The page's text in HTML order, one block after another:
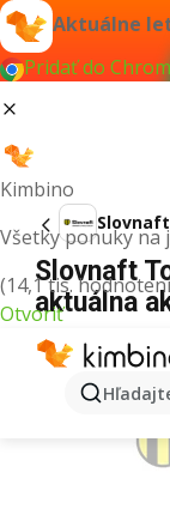
Aktuálne
Pridať do
Kimbino
Všetky ponuky na
(14,1 tis.
Otvoriť
Slovnaft
aktuálna